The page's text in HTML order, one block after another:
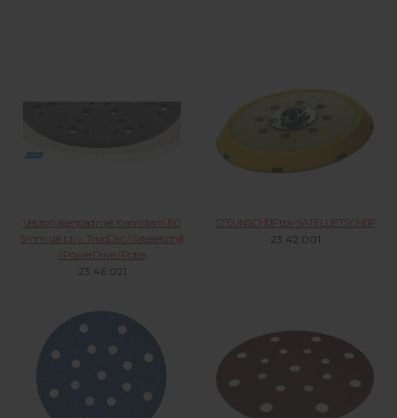
Velcro tussenpad met foam diam.150
5mm. dik t.b.v. TrivoDisc / Satellietschijf
/ PowerDrive / Rotex
23.46.021
STEUNSCHIJF tbv SATELLIETSCHIJF
23.42.001